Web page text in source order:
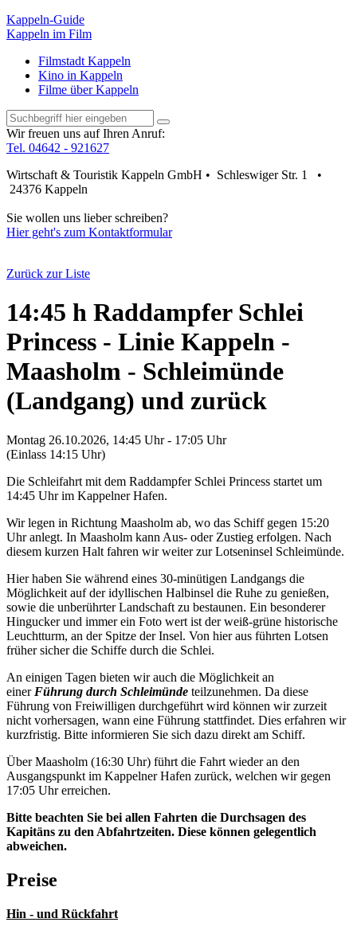
Kappeln-Guide
Kappeln im Film
Filmstadt Kappeln
Kino in Kappeln
Filme über Kappeln
Wir freuen uns auf Ihren Anruf:
Tel. 04642 - 921627
Wirtschaft & Touristik Kappeln GmbH • Schleswiger Str. 1 •
24376 Kappeln
Sie wollen uns lieber schreiben?
Hier geht's zum Kontaktformular
Zurück zur Liste
14:45 h Raddampfer Schlei
Princess - Linie Kappeln -
Maasholm - Schleimünde
(Landgang) und zurück
Montag 26.10.2026, 14:45 Uhr - 17:05 Uhr
(Einlass 14:15 Uhr)
Die Schleifahrt mit dem Raddampfer Schlei Princess startet um
14:45 Uhr im Kappelner Hafen.
Wir legen in Richtung Maasholm ab, wo das Schiff gegen 15:20
Uhr anlegt. In Maasholm kann Aus- oder Zustieg erfolgen. Nach
diesem kurzen Halt fahren wir weiter zur Lotseninsel Schleimünde.
Hier haben Sie während eines 30-minütigen Landgangs die
Möglichkeit auf der idyllischen Halbinsel die Ruhe zu genießen,
sowie die unberührter Landschaft zu bestaunen. Ein besonderer
Hingucker und immer ein Foto wert ist der weiß-grüne historische
Leuchtturm, an der Spitze der Insel. Von hier aus führten Lotsen
früher sicher die Schiffe durch die Schlei.
An einigen Tagen bieten wir auch die Möglichkeit an
einer Führung durch Schleimünde teilzunehmen. Da diese
Führung von Freiwilligen durchgeführt wird können wir zurzeit
nicht vorhersagen, wann eine Führung stattfindet. Dies erfahren wir
kurzfristig. Bitte informieren Sie sich dazu direkt am Schiff.
Über Maasholm (16:30 Uhr) führt die Fahrt wieder an den
Ausgangspunkt im Kappelner Hafen zurück, welchen wir gegen
17:05 Uhr erreichen.
Bitte beachten Sie bei allen Fahrten die Durchsagen des
Kapitäns zu den Abfahrtzeiten. Diese können gelegentlich
abweichen.
Preise
Hin - und Rückfahrt